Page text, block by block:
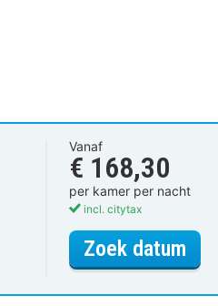
Vanaf
€ 168,30
per kamer per nacht
incl. citytax
Zoek datum